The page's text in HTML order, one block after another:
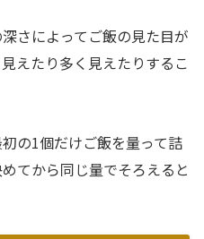
さによってご飯の見た目が
えたり多く見えたりするこ
の1個だけご飯を量って詰
てから同じ量でそろえると